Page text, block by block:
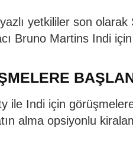
yetkililer son olarak
Bruno Martins Indi
ile Indi için
alma opsiyonlu